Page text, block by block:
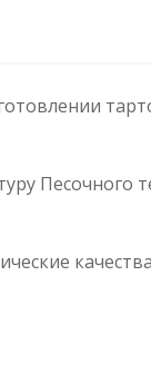
Песочного